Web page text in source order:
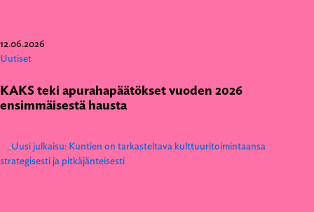
12.06.2026
Uutiset
KAKS teki apurahapäätökset vuoden 2026
ensimmäisestä hausta